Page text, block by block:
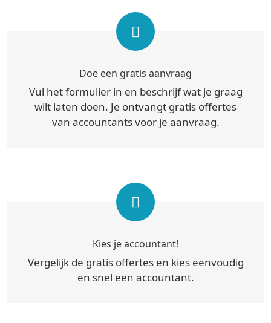
Doe een gratis aanvraag
Vul het formulier in en beschrijf wat je graag
wilt laten doen. Je ontvangt gratis offertes
van accountants voor je aanvraag.
Kies je accountant!
Vergelijk de gratis offertes en kies eenvoudig
en snel een accountant.